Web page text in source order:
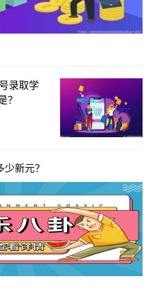
录取学
？
新元？